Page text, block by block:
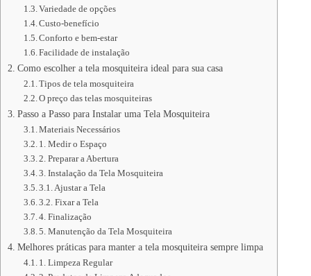
Variedade de opções
Custo-benefício
Conforto e bem-estar
Facilidade de instalação
Como escolher a tela mosquiteira ideal para sua casa
Tipos de tela mosquiteira
O preço das telas mosquiteiras
Passo a Passo para Instalar uma Tela Mosquiteira
Materiais Necessários
1. Medir o Espaço
2. Preparar a Abertura
3. Instalação da Tela Mosquiteira
3.1. Ajustar a Tela
3.2. Fixar a Tela
4. Finalização
5. Manutenção da Tela Mosquiteira
Melhores práticas para manter a tela mosquiteira sempre limpa
1. Limpeza Regular